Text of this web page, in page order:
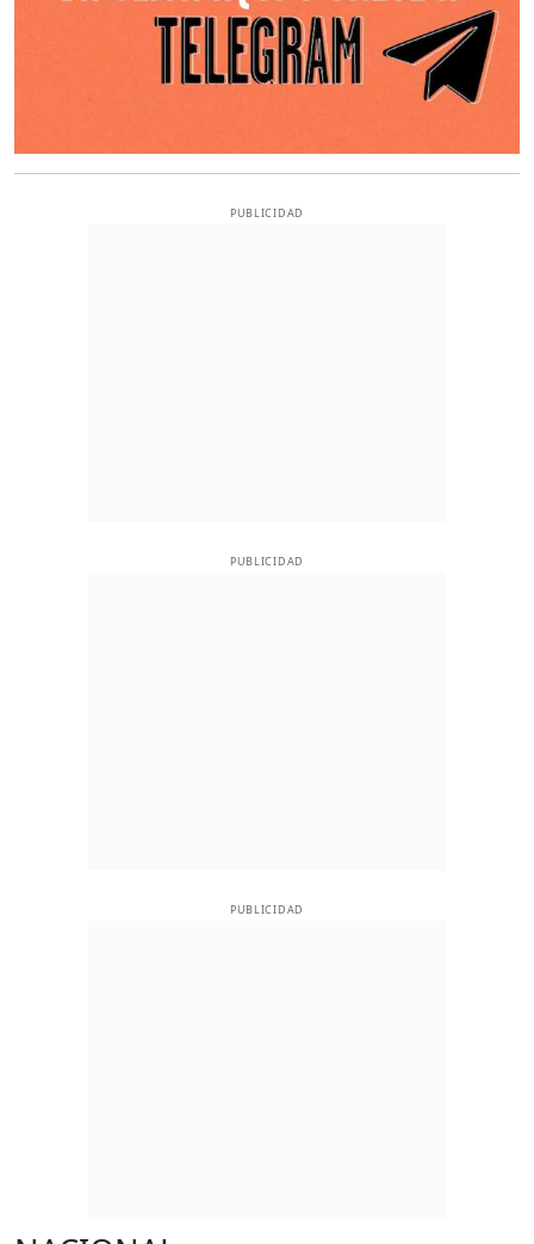
PUBLICIDAD
PUBLICIDAD
PUBLICIDAD